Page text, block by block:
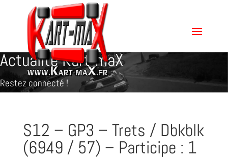
Actualité Kart-maX
Restez connecté !
S12 – GP3 – Trets / Dbkblk
(6949 / 57) – Participe : 1